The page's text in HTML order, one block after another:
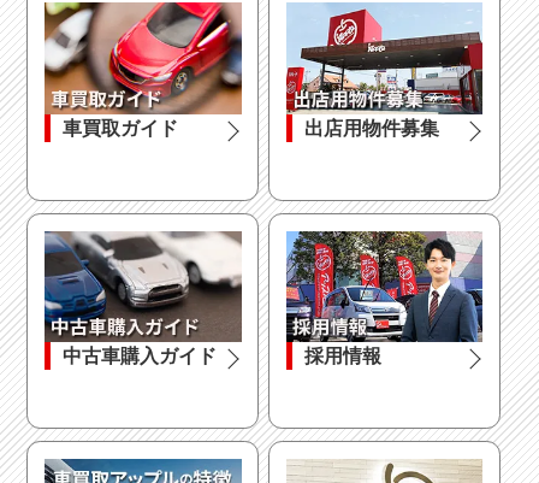
車買取ガイド 出店用物件募集
中古車購入ガイド 採用情報